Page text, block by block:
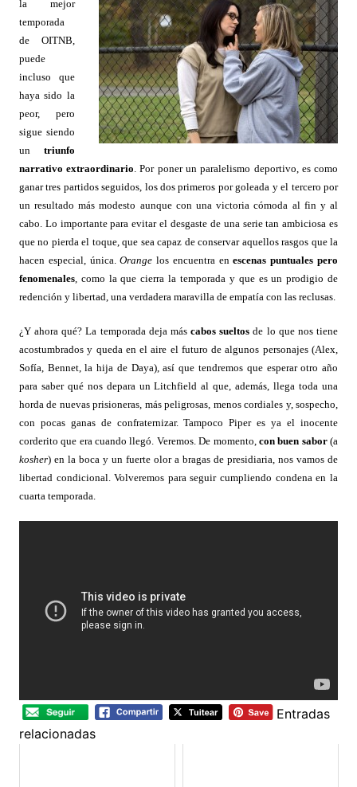
la mejor
temporada
de OITNB,
puede
incluso que
haya sido la
peor, pero
sigue siendo
untriunfo
narrativo extraordinario . Por poner un paralelismo deportivo, es como
ganar tres partidos seguidos, los dos primeros por goleada y el tercero por
un resultado más modesto aunque con una victoria cómoda al fin y al
cabo. Lo importante para evitar el desgaste de una serie tan ambiciosa es
que no pierda el toque, que sea capaz de conservar aquellos rasgos que la
hacen especial, única.Orangelos encuentra enescenas puntuales pero
fenomenales, como la que cierra la temporada y que es un prodigio de
redención y libertad, una verdadera maravilla de empatía con las reclusas.
¿Y ahora qué? La temporada deja máscabos sueltosde lo que nos tiene
acostumbrados y queda en el aire el futuro de algunos personajes (Alex,
Sofía, Bennet, la hija de Daya), así que tendremos que esperar otro año
para saber qué nos depara un Litchfield al que, además, llega toda una
horda de nuevas prisioneras, más peligrosas, menos cordiales y, sospecho,
con pocas ganas de confraternizar. Tampoco Piper es ya el inocente
corderito que era cuando llegó. Veremos. De momento, con buen sabor(a
kosher) en la boca y un fuerte olor a bragas de presidiaria, nos vamos de
libertad condicional. Volveremos para seguir cumpliendo condena en la
cuarta temporada.
Entradas
relacionadas